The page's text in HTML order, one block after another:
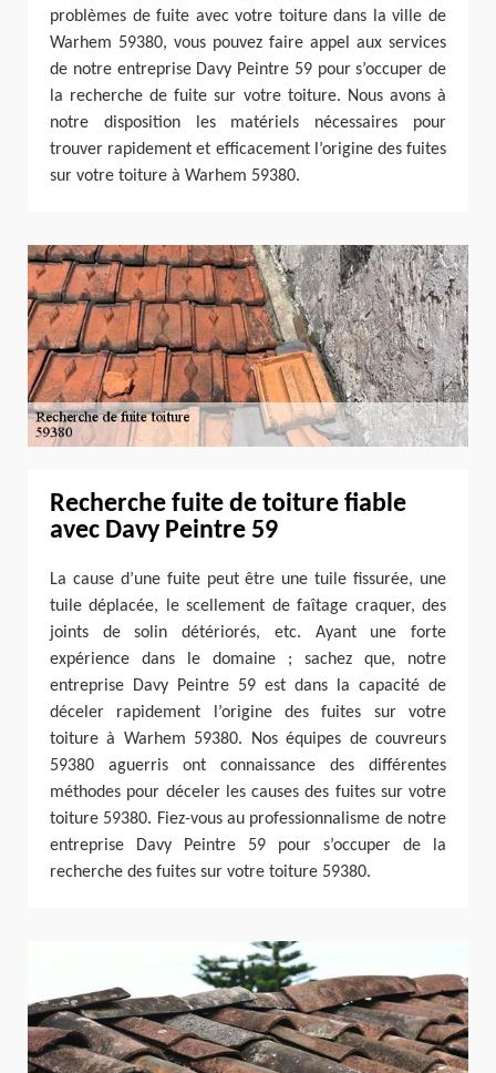
problèmes de fuite avec votre toiture dans la ville de
Warhem 59380, vous pouvez faire appel aux services
de notre entreprise Davy Peintre 59 pour s’occuper de
la recherche de fuite sur votre toiture. Nous avons à
notre disposition les matériels nécessaires pour
trouver rapidement et efficacement l’origine des fuites
sur votre toiture à Warhem 59380.
Recherche fuite de toiture fiable
avec Davy Peintre 59
La cause d’une fuite peut être une tuile fissurée, une
tuile déplacée, le scellement de faîtage craquer, des
joints de solin détériorés, etc. Ayant une forte
expérience dans le domaine ; sachez que, notre
entreprise Davy Peintre 59 est dans la capacité de
déceler rapidement l’origine des fuites sur votre
toiture à Warhem 59380. Nos équipes de couvreurs
59380 aguerris ont connaissance des différentes
méthodes pour déceler les causes des fuites sur votre
toiture 59380. Fiez-vous au professionnalisme de notre
entreprise Davy Peintre 59 pour s’occuper de la
recherche des fuites sur votre toiture 59380.